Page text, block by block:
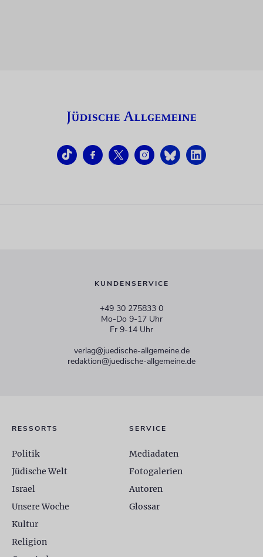
KUNDENSERVICE
+49 30 275833 0
Mo-Do 9-17 Uhr
Fr 9-14 Uhr
verlag@juedische-allgemeine.de
redaktion@juedische-allgemeine.de
RESSORTS
Politik
Jüdische Welt
Israel
Unsere Woche
Kultur
Religion
SERVICE
Mediadaten
Fotogalerien
Autoren
Glossar